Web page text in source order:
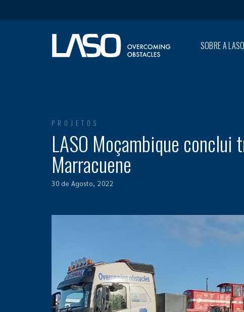
SOBRE A LASO
PROJETOS
LASO Moçambique
Marracuene
30 de Agosto, 2022